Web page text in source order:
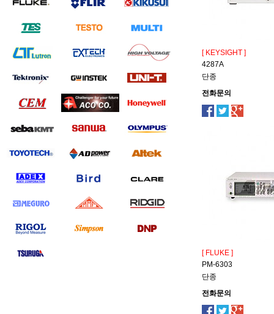
[ KEYSIGHT ]
4287A
단종
전화문의
[ FLUKE ]
PM-6303
단종
전화문의